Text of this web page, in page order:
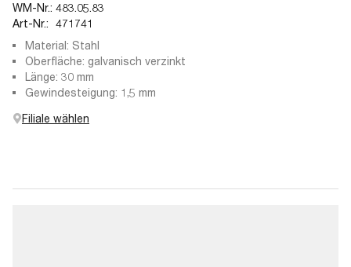
WM-Nr.: 483.05.83
Art-Nr.: 471741
Material: Stahl
Oberfläche: galvanisch verzinkt
Länge: 30 mm
Gewindesteigung: 1,5 mm
Filiale wählen